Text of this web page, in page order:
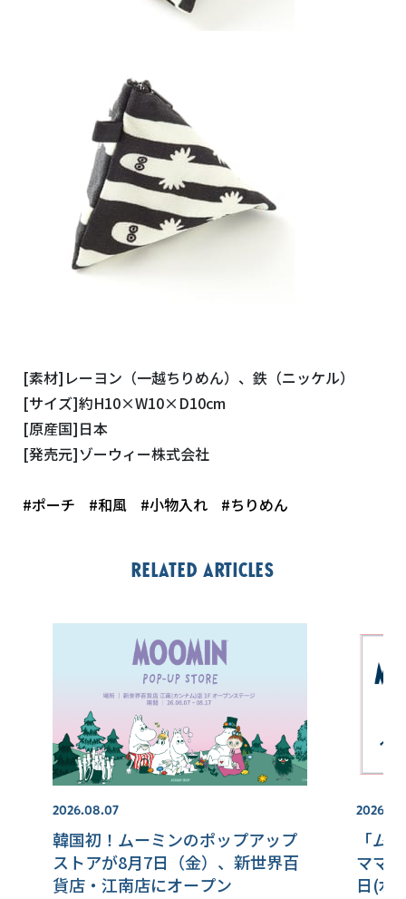
[素材]レーヨン（一越ちりめん）、鉄（ニッケル）
[サイズ]約H10×W10×D10cm
[原産国]日本
[発売元]ゾーウィー株式会社
#ポーチ #和風 #小物入れ #ちりめん
Related articles
2026.08.07
韓国初！ムーミンのポップアップ
ストアが8月7日（金）、新世界百
貨店・江南店にオープン
「ム
ママ
日(水